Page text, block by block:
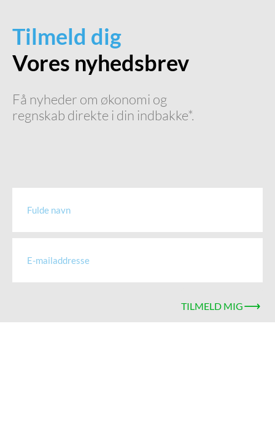
Tilmeld dig
Vores nyhedsbrev
Få nyheder om økonomi og
regnskab direkte i din indbakke*.
TILMELD MIG